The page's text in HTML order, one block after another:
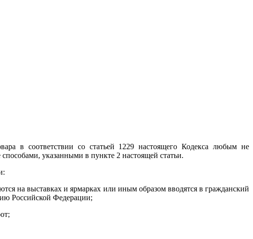
в соответствии со статьей 1229 настоящего Кодекса любым не
указанными в пункте 2 настоящей статьи.
на выставках и ярмарках или иным образом вводятся в гражданский
Российской Федерации;